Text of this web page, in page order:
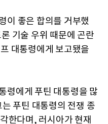
이 좋은 합의를 거부했
기술 우위 때문에 곤란
대통령에게 보고됐을
령에게 푸틴 대통령을 많
푸틴 대통령의 전쟁 종
한다며, 러시아가 현재